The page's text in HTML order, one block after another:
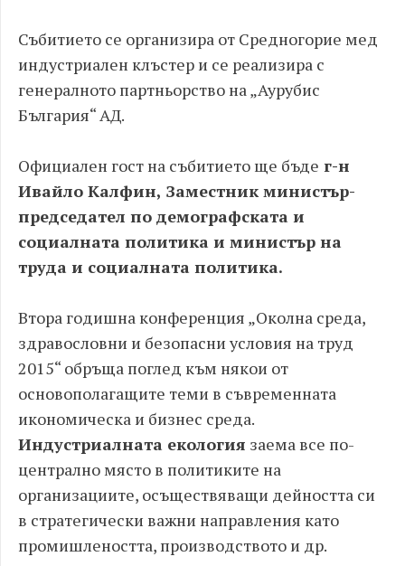
Събитието се организира от Средногорие мед
индустриален клъстер и се реализира с
генералното партньорство на „Аурубис
България“ АД.
Официален гост на събитието ще бъде г-н
Ивайло Калфин, Заместник министър-
председател по демографската и
социалната политика и министър на
труда и социалната политика.
Втора годишна конференция „Околна среда,
здравословни и безопасни условия на труд
2015“ обръща поглед към някои от
основополагащите теми в съвременната
икономическа и бизнес среда.
Индустриалната екология заема все по-
централно място в политиките на
организациите, осъществяващи дейността си
в стратегически важни направления като
промишлеността, производството и др.